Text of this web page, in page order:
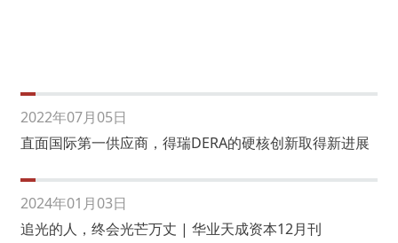
2022年07月05日
直面国际第一供应商，得瑞DERA的硬核创新取得新进展
2024年01月03日
追光的人，终会光芒万丈 | 华业天成资本12月刊